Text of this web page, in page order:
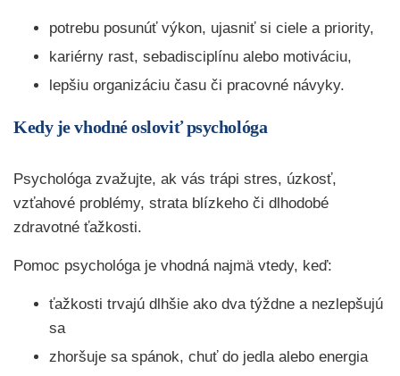
potrebu posunúť výkon, ujasniť si ciele a priority,
kariérny rast, sebadisciplínu alebo motiváciu,
lepšiu organizáciu času či pracovné návyky.
Kedy je vhodné osloviť psychológa
Psychológa zvažujte, ak vás trápi stres, úzkosť,
vzťahové problémy, strata blízkeho či dlhodobé
zdravotné ťažkosti.
Pomoc psychológa je vhodná najmä vtedy, keď:
ťažkosti trvajú dlhšie ako dva týždne a nezlepšujú
sa
zhoršuje sa spánok, chuť do jedla alebo energia